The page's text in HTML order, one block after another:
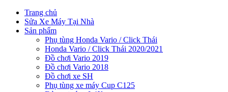
Trang chủ
Sửa Xe Máy Tại Nhà
Sản phẩm
Phụ tùng Honda Vario / Click Thái
Honda Vario / Click Thái 2020/2021
Đồ chơi Vario 2019
Đồ chơi Vario 2018
Đồ chơi xe SH
Phụ tùng xe máy Cup C125